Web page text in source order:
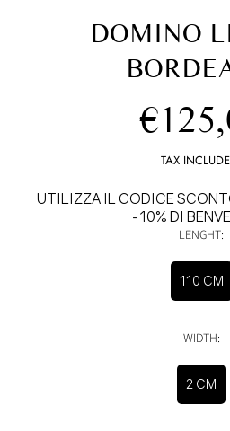
DOMINO
TAX
UTILIZZA IL CODICE
-10% DI
LENGHT:
110 CM
WIDTH:
2 CM